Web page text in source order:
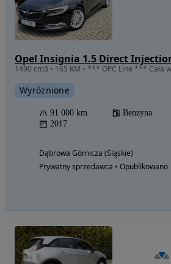
Wyróżnione
91 000 km Benzyna
2017
Dąbrowa Górnicza (Śląskie)
Prywatny sprzedawca • Opublikowano